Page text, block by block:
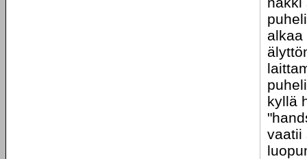
alkaa
kyllä
vaatii